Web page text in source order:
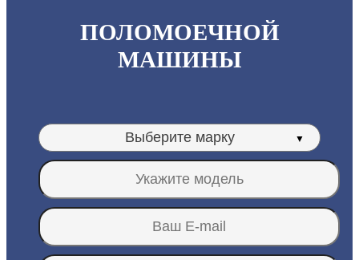
ПОЛОМОЕЧНОЙ
МАШИНЫ